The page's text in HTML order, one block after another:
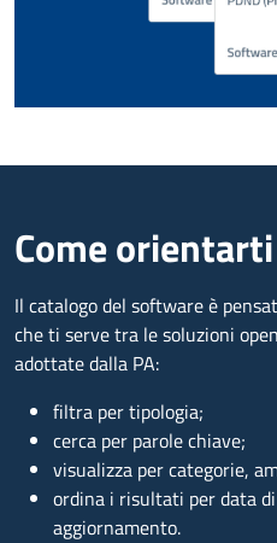
Come
Il catalogo del software è
che ti serve tra le soluzioni
adottate dalla PA:
filtra per tipologia;
cerca per parole chiave;
visualizza per categorie,
ordina i risultati per data
aggiornamento.